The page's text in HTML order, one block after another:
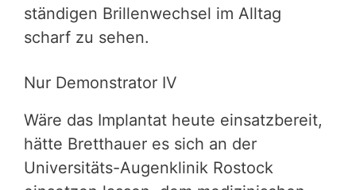
ständigen Brillenwechsel im Alltag
scharf zu sehen.
Nur Demonstrator IV
Wäre das Implantat heute einsatzbereit,
hätte Bretthauer es sich an der
Universitäts-Augenklinik Rostock